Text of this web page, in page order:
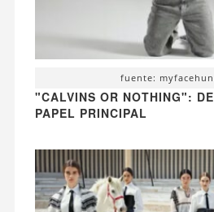
fuente:
"CALVINS OR NOTHING":
PAPEL PRINCIPAL